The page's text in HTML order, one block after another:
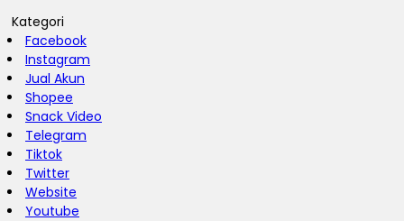
Kategori
Facebook
Instagram
Jual Akun
Shopee
Snack Video
Telegram
Tiktok
Twitter
Website
Youtube